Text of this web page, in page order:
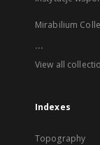
Mirabilium
...
View all
Indexes
Topography